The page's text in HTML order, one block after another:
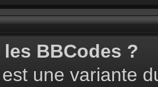
BBCodes ?
une variante